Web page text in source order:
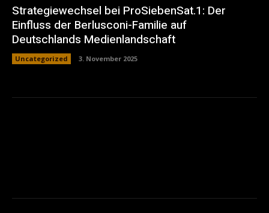
Strategiewechsel bei ProSiebenSat.1: Der
Einfluss der Berlusconi-Familie auf
Deutschlands Medienlandschaft
Uncategorized 3. November 2025